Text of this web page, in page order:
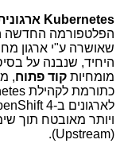
Kubernetes
הפלטפורמה החדשה
שאושרה ע"י ארגון
היחיד, שנבנה על
מומחיות קוד פתוח,
כתורמת לקהילת
לארגונים ב-4
ויותר מאובטח תוך
(
Upstream
).